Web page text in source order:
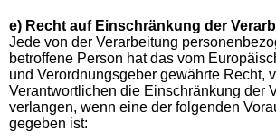
e) Recht auf Einschränkung der
Jede von der Verarbeitung
betroffene Person hat das vom
und Verordnungsgeber gewährte Recht,
Verantwortlichen die Einschränkung der
verlangen, wenn eine der folgenden
gegeben ist: